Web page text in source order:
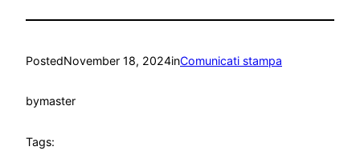
PostedNovember 18, 2024inComunicati stampa
bymaster
Tags: